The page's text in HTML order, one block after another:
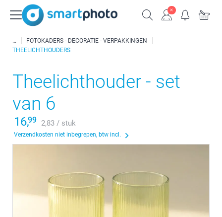
FOTOKADERS - DECORATIE - VERPAKKINGEN
THEELICHTHOUDERS
Theelichthouder - set
van 6
16,99 2,83 / stuk
Verzendkosten niet inbegrepen, btw incl.